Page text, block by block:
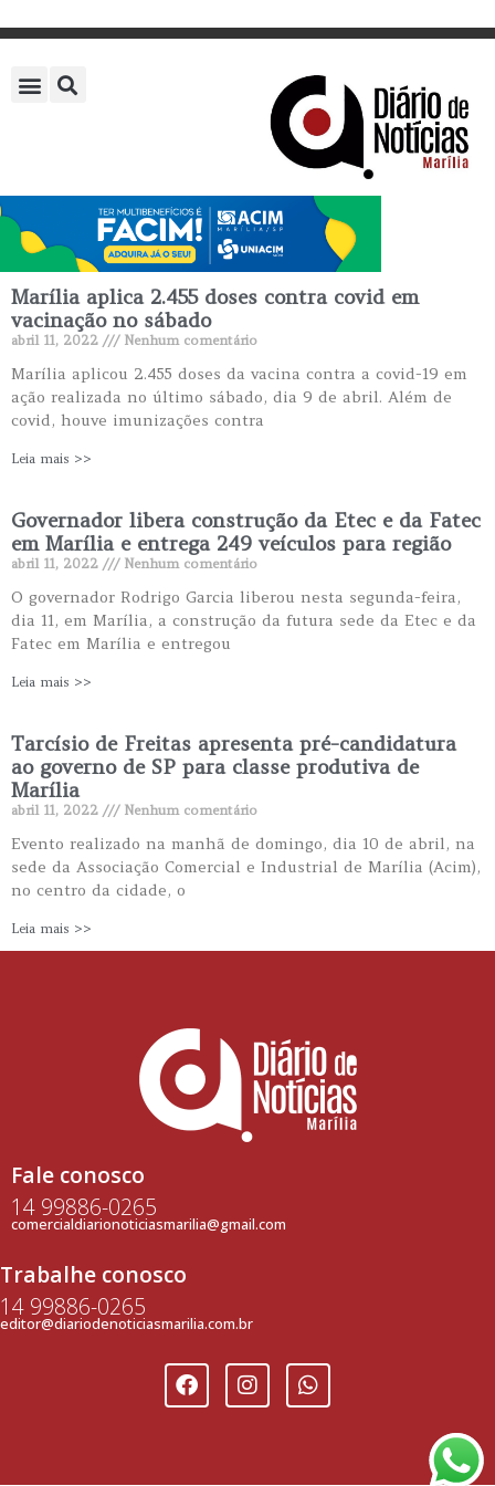
Marília aplica 2.455 doses contra covid em
vacinação no sábado
abril 11, 2022 Nenhum comentário
Marília aplicou 2.455 doses da vacina contra a covid-19 em
ação realizada no último sábado, dia 9 de abril. Além de
covid, houve imunizações contra
Leia mais >>
Governador libera construção da Etec e da Fatec
em Marília e entrega 249 veículos para região
abril 11, 2022 Nenhum comentário
O governador Rodrigo Garcia liberou nesta segunda-feira,
dia 11, em Marília, a construção da futura sede da Etec e da
Fatec em Marília e entregou
Leia mais >>
Tarcísio de Freitas apresenta pré-candidatura
ao governo de SP para classe produtiva de
Marília
abril 11, 2022 Nenhum comentário
Evento realizado na manhã de domingo, dia 10 de abril, na
sede da Associação Comercial e Industrial de Marília (Acim),
no centro da cidade, o
Leia mais >>
Fale conosco
14 99886-0265
comercialdiarionoticiasmarilia@gmail.com
Trabalhe conosco
14 99886-0265
editor@diariodenoticiasmarilia.com.br